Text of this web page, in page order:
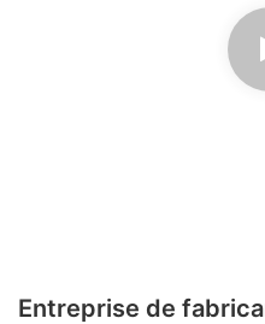
Entreprise de